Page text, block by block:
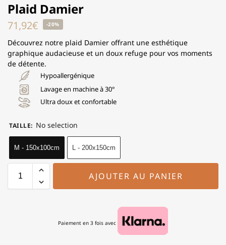
Plaid Damier
71,92€ -20%
Découvrez notre plaid Damier offrant une esthétique
graphique audacieuse et un doux refuge pour vos moments
de détente.
Hypoallergénique
Lavage en machine à 30°
Ultra doux et confortable
TAILLE: No selection
M - 150x100cm L - 200x150cm
AJOUTER AU PANIER
Paiement en 3 fois avec